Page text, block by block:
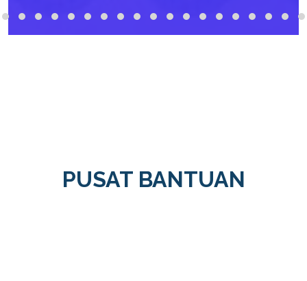
PUSAT BANTUAN